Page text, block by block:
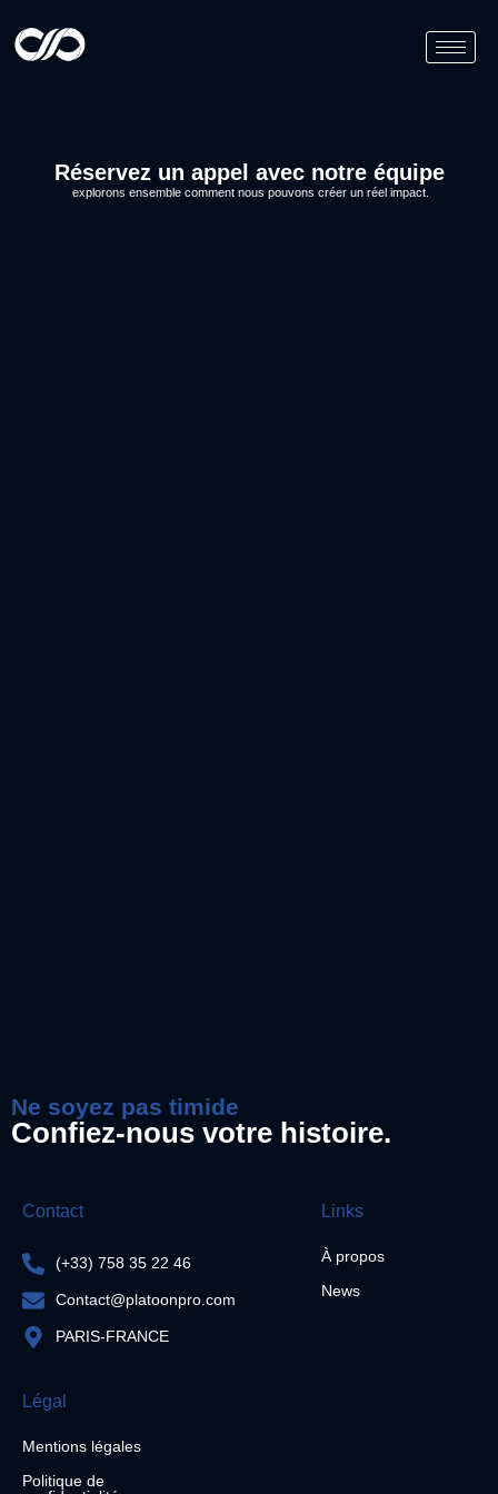
Réservez un appel avec notre équipe
explorons ensemble comment nous pouvons créer un réel impact.
Ne soyez pas timide
Confiez-nous votre histoire.
Contact
(+33) 758 35 22 46
Contact@platoonpro.com
PARIS-FRANCE
Links
À propos
News
Légal
Mentions légales
Politique de